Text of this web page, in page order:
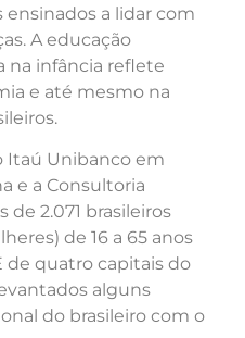
a lidar com
A educação
na infância reflete
e até mesmo na
Itaú Unibanco em
e a Consultoria
de 2.071 brasileiros
de 16 a 65 anos
de quatro capitais do
alguns
do brasileiro com o